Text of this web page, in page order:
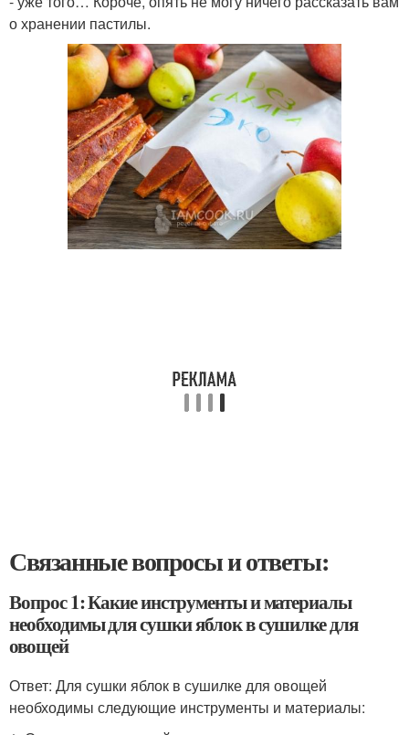
о хранении пастилы.
Связанные вопросы и ответы:
Вопрос 1: Какие инструменты и материалы
необходимы для сушки яблок в сушилке для
овощей
Ответ: Для сушки яблок в сушилке для овощей
необходимы следующие инструменты и материалы: